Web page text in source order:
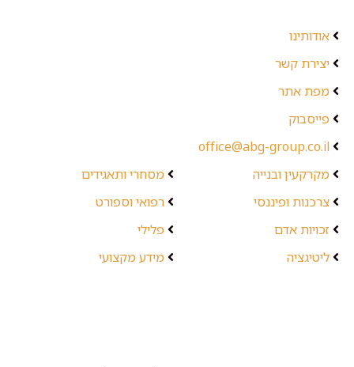
אודותינו
יצירת קשר
מפת אתר
פייסבוק
office@abg-group.co.il
מקרקעין ובנייה
צרכנות ופיננסי
זכויות אדם
ליטיגציה
מסחרי ותאגידים
רפואי וספורט
פלילי
מידע מקצועי